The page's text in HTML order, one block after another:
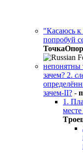
"Касаюсь
попробуй
непонятны
зачем? 2.
зачем-II? -
1.